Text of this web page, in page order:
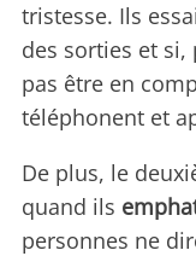
tristesse. Ils
des sorties et
pas être en
téléphonent et
De plus, le
quand ils
personnes ne